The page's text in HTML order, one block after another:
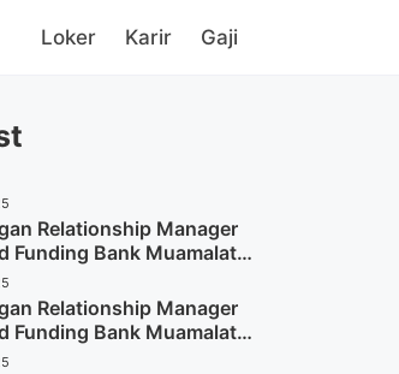
Loker Karir Gaji
Relationship Manager
Funding Bank Muamalat
Tahun 2025
Relationship Manager
Funding Bank Muamalat
Tahun 2025 (Apply